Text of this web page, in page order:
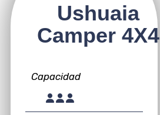
Ushuaia
Camper 4X4
Capacidad